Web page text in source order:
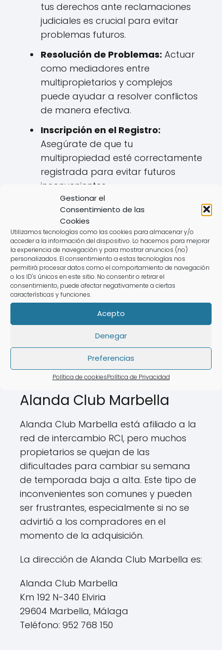
Gestionar el
Consentimiento de las
Cookies
Utilizamos tecnologías como las cookies para almacenar y/o
acceder a la información del dispositivo. Lo hacemos para mejorar
la experiencia de navegación y para mostrar anuncios (no)
personalizados. El consentimiento a estas tecnologías nos
permitirá procesar datos como el comportamiento de navegación
o los ID's únicos en este sitio. No consentir o retirar el
consentimiento, puede afectar negativamente a ciertas
características y funciones.
Acepto
Denegar
Preferencias
Política de cookiesPolítica de Privacidad
tus derechos ante reclamaciones
judiciales es crucial para evitar
problemas futuros.
Resolución de Problemas: Actuar
como mediadores entre
multipropietarios y complejos
puede ayudar a resolver conflictos
de manera efectiva.
Inscripción en el Registro:
Asegúrate de que tu
multipropiedad esté correctamente
registrada para evitar futuros
inconvenientes.
Impago de cuota anual
en Alanda Club Marbella
Las cuotas de mantenimiento en Alanda
Club Marbella son obligatorias. Ignorar
el pago puede llevar a consecuencias
legales, incluyendo demandas por
deuda. Es fundamental que los
propietarios busquen soluciones antes
de que la situación empeore.
Intercambio de RCI en
Alanda Club Marbella
Alanda Club Marbella está afiliado a la
red de intercambio RCI, pero muchos
propietarios se quejan de las
dificultades para cambiar su semana
de temporada baja a alta. Este tipo de
inconvenientes son comunes y pueden
ser frustrantes, especialmente si no se
advirtió a los compradores en el
momento de la adquisición.
La dirección de Alanda Club Marbella es:
Alanda Club Marbella
Km 192 N-340 Elviria
29604 Marbella, Málaga
Teléfono: 952 768 150